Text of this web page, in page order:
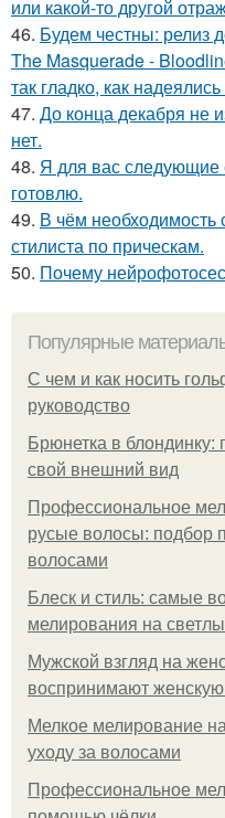
или какой-то другой
46. Будем честны: релиз
The Masquerade -
так гладко, как
47. До конца декабря не
нет.
48. Я для вас следующие
готовлю.
49. В чём необходимость
стилиста по прическам.
50. Почему
Популярные
С чем и как носить
руководство
Брюнетка в блондинку:
свой внешний вид
Профессиональное
русые волосы: подбор
волосами
Блеск и стиль: самые
мелирования на
Мужской взгляд на
воспринимают
Мелкое мелирование
уходу за волосами
Профессиональное